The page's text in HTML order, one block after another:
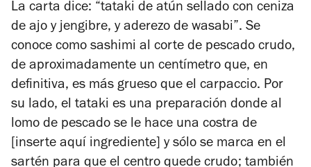
La carta dice: “tataki de atún sellado con ceniza
de ajo y jengibre, y aderezo de wasabi”. Se
conoce como sashimi al corte de pescado crudo,
de aproximadamente un centímetro que, en
definitiva, es más grueso que el carpaccio. Por
su lado, el tataki es una preparación donde al
lomo de pescado se le hace una costra de
[inserte aquí ingrediente] y sólo se marca en el
sartén para que el centro quede crudo; también